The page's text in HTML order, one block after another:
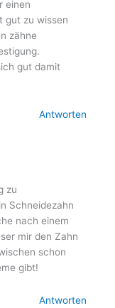
einen
gut zu wissen
zähne
gut damit
Antworten
zu
Schneidezahn
nach einem
mir den Zahn
schon
gibt!
Antworten